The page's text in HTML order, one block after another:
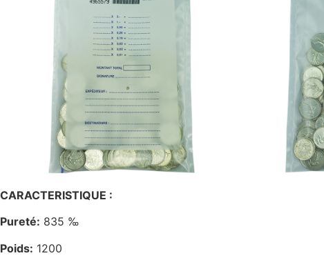
CARACTERISTIQUE :
Pureté: 835 ‰
Poids: 1200